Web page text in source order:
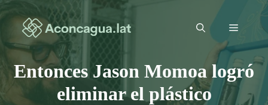
al
contenido
Menú
Entonces Jason Momoa logró
eliminar el plástico